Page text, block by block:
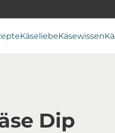
KäseliebeKäsewissen
Dip